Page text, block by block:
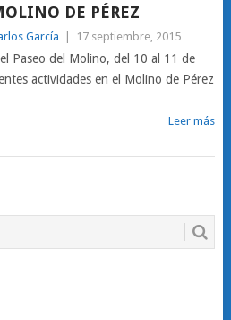
DE PÉREZ
García 17 septiembre, 2015
Paseo del Molino, del 10 al 11 de
actividades en el Molino de Pérez
Leer más